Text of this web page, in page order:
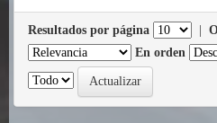
Resultados por página
En orden